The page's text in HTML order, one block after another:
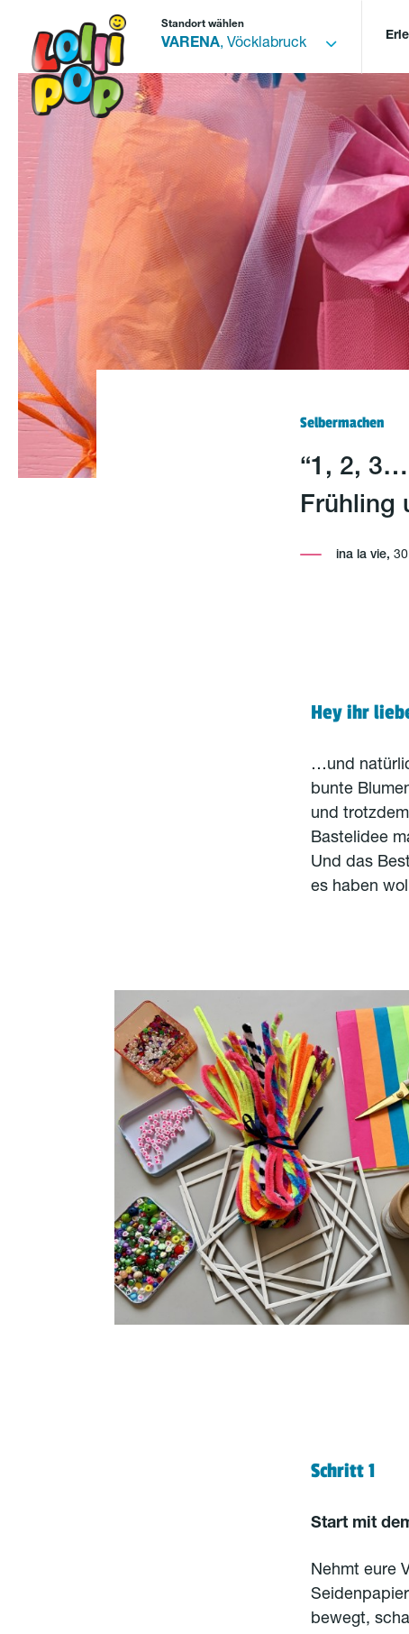
Standort wählen
VARENA, Vöcklabruck
Selbermachen
“1, 2,
Frühling
ina la vie,
Hey ihr
…und
bunte
und
Bastelidee
Und das
es haben
Schritt 1
Start mit
Nehmt eure
bewegt,